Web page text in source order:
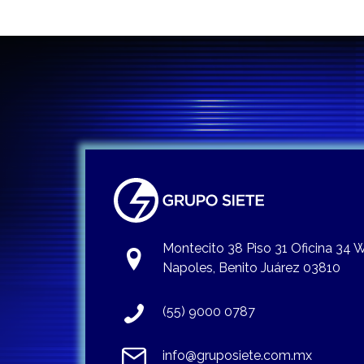
Montecito 38 Piso 31 Oficina 34
Napoles, Benito Juárez 03810
(55) 9000 0787
info@gruposiete.com.mx